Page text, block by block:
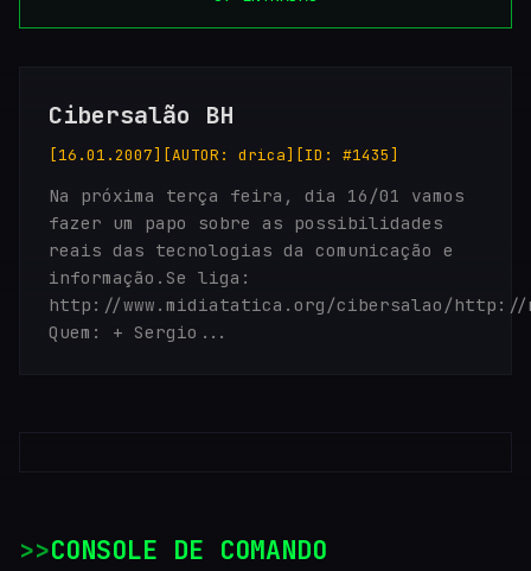
Cibersalão BH
[16.01.2007] [AUTOR: drica] [ID: #1435]
Na próxima terça feira, dia 16/01 vamos
fazer um papo sobre as possibilidades
reais das tecnologias da comunicação e
informação.Se liga:
http://www.midiatatica.org/cibersalao/
Quem: + Sergio...
>CONSOLE DE COMANDO